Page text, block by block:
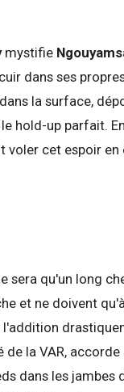
mystifie
dans ses
la surface,
hold-up parfait.
voler cet espoir en
sera qu'un long
et ne doivent
l'addition
de la VAR,
dans les jambes